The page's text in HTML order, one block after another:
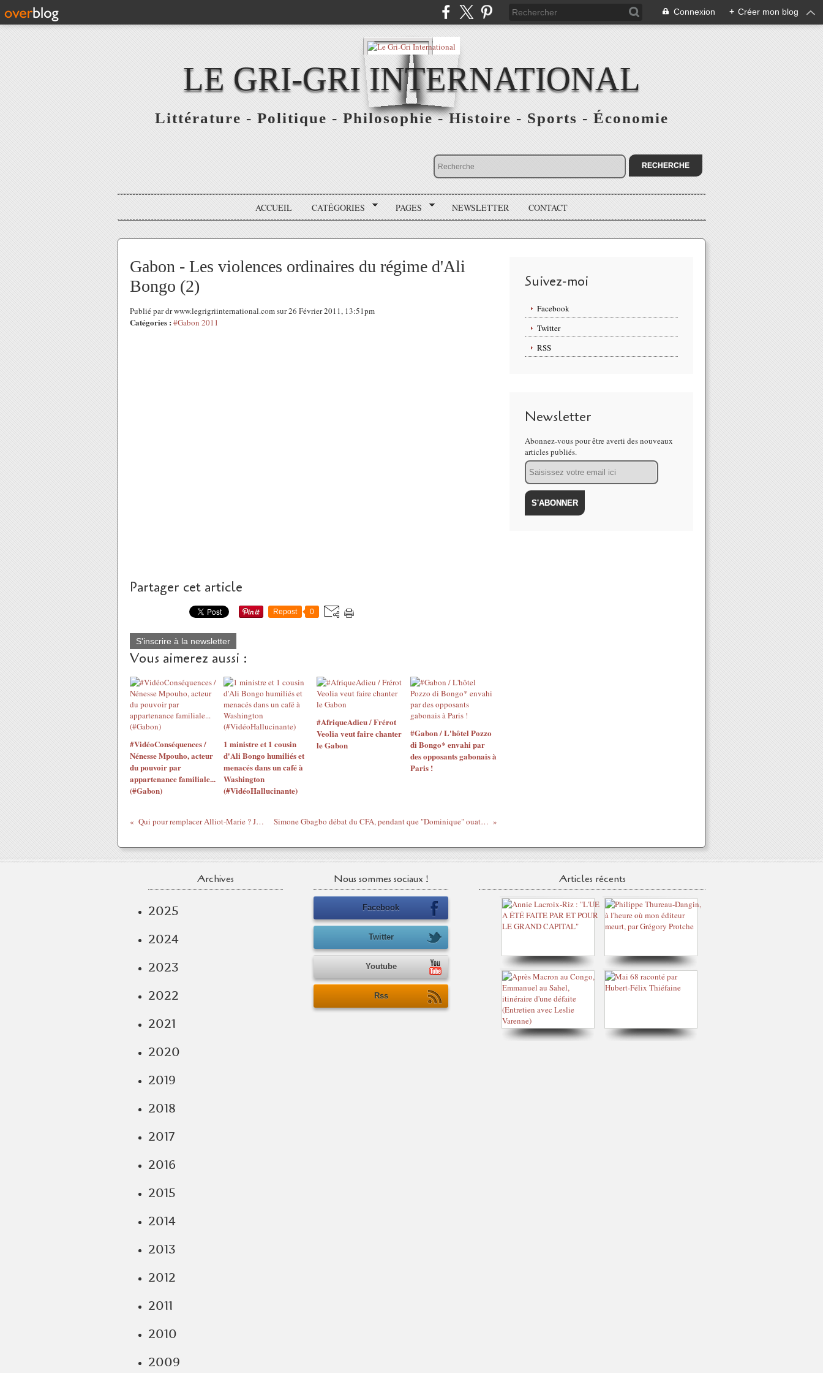
Connexion + Créer mon blog
LE GRI-GRI INTERNATIONAL
Littérature - Politique - Philosophie - Histoire - Sports - Économie
ACCUEIL CATÉGORIES PAGES NEWSLETTER CONTACT
Gabon - Les violences ordinaires du régime d'Ali
Bongo (2)
Publié par dr www.legrigriinternational.com sur 26 Février 2011, 13:51pm
Catégories : #Gabon 2011
Partager cet article
Repost 0
S'inscrire à la newsletter
Vous aimerez aussi :
#VidéoConséquences /
Nénesse Mpouho, acteur
du pouvoir par
appartenance familiale...
(#Gabon)
1 ministre et 1 cousin
d'Ali Bongo humiliés et
menacés dans un café à
Washington
(#VidéoHallucinante)
#AfriqueAdieu / Frérot
Veolia veut faire chanter
le Gabon
#Gabon / L'hôtel Pozzo
di Bongo* envahi par
des opposants gabonais à
Paris !
Qui pour remplacer Alliot-Marie ? Juppé le colon ? Simone Gbagbo débat du CFA, pendant que "Dominique" ouattarise à Crans Montana
Suivez-moi
Facebook
Twitter
RSS
Newsletter
Abonnez-vous pour être averti des nouveaux
articles publiés.
Email
Archives
2025
2024
2023
2022
2021
2020
2019
2018
2017
2016
2015
2014
2013
2012
2011
2010
2009
Nous sommes sociaux !
Facebook
Twitter
Youtube
Rss
Articles récents